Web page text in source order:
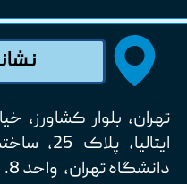
تهران، بلوار کشاورز،
دانشگاه تهران، واحد 8. کد پستی: 1417743163